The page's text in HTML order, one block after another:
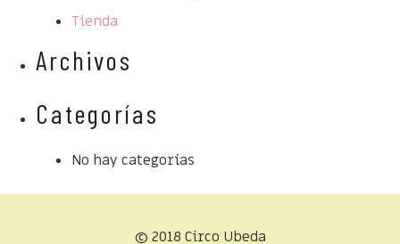
Tienda
Archivos
Categorías
No hay categorías
© 2018 Circo Ubeda